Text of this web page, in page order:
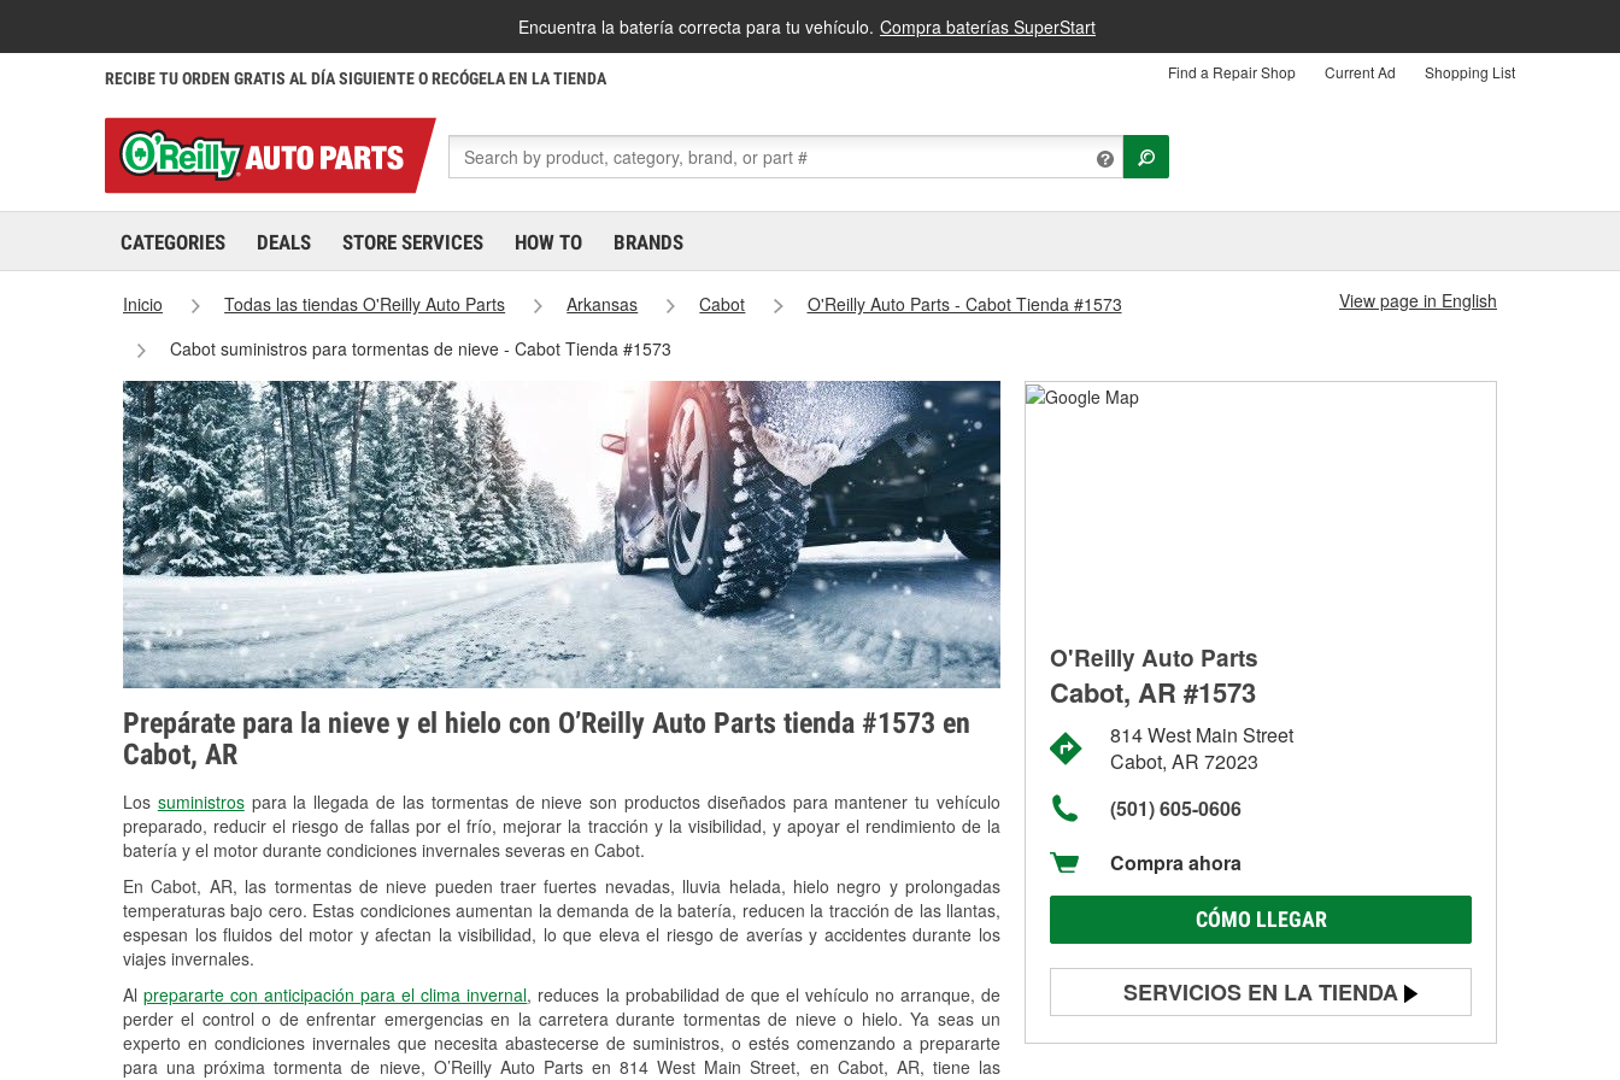
Encuentra la batería correcta para tu vehículo. Compra baterías SuperStart
RECIBE TU ORDEN GRATIS AL DÍA SIGUIENTE O RECÓGELA EN LA TIENDA Find a Repair Shop Current Ad Shopping List
CATEGORIES DEALS STORE SERVICES HOW TO BRANDS
Inicio Todas las tiendas O'Reilly Auto Parts Arkansas Cabot
O'Reilly Auto Parts - Cabot Tienda #1573
Cabot suministros para tormentas de nieve - Cabot Tienda #1573
View page in English
Prepárate para la nieve y el hielo con O’Reilly Auto Parts tienda #1573 en
Cabot, AR
Los suministrospara la llegada de las tormentas de nieve son productos diseñados para mantener tu vehículo
preparado, reducir el riesgo de fallas por el frío, mejorar la tracción y la visibilidad, y apoyar el rendimiento de la
batería y el motor durante condiciones invernales severas en Cabot.
En Cabot, AR, las tormentas de nieve pueden traer fuertes nevadas, lluvia helada, hielo negro y prolongadas
temperaturas bajo cero. Estas condiciones aumentan la demanda de la batería, reducen la tracción de las llantas,
espesan los fluidos del motor y afectan la visibilidad, lo que eleva el riesgo de averías y accidentes durante los
viajes invernales.
Alprepararte con anticipación para el clima invernal, reduces la probabilidad de que el vehículo no arranque, de
perder el control o de enfrentar emergencias en la carretera durante tormentas de nieve o hielo. Ya seas un
experto en condiciones invernales que necesita abastecerse de suministros, o estés comenzando a prepararte
para una próxima tormenta de nieve, O’Reilly Auto Parts en 814 West Main Street, en Cabot, AR, tiene las
O'Reilly Auto Parts
Cabot, AR #1573
814 West Main Street
Cabot, AR 72023
(501) 605-0606
Compra ahora
CÓMO LLEGAR
SERVICIOS EN LA TIENDA
Prueba de batería